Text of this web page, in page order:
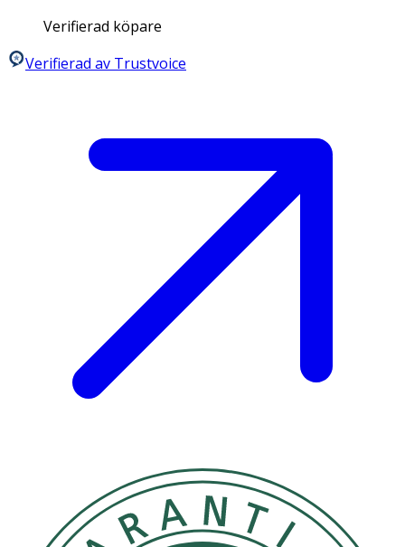
Verifierad köpare
Verifierad av Trustvoice